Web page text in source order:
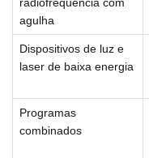
agulha
Dispositivos de luz e
laser de baixa energia
Programas
combinados